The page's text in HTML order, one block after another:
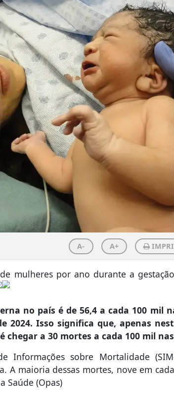
A- A+
mulheres por ano durante a
no país é de 56,4 a cada 100 mil
2024. Isso significa que, apenas
chegar a 30 mortes a cada 100 mil
Informações sobre Mortalidade
A maioria dessas mortes, nove em
Saúde (Opas)